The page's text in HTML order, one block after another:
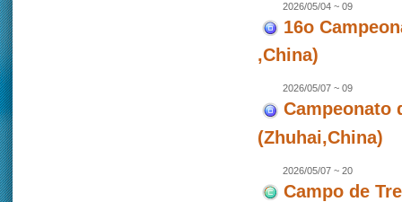
2026/05/04 ~ 09
16o
,China)
2026/05/07 ~ 09
Campeonato
(Zhuhai,China)
2026/05/07 ~ 20
Campo de